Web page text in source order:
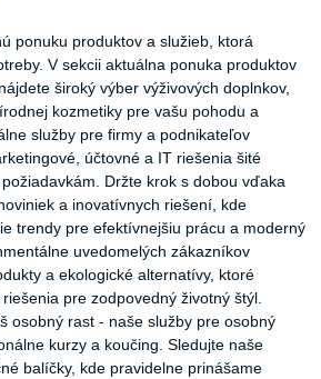
ponuku produktov a služieb, ktorá
V sekcii aktuálna ponuka produktov
široký výber výživových doplnkov,
kozmetiky pre vašu pohodu a
služby pre firmy a podnikateľov
účtovné a IT riešenia šité
Držte krok s dobou vďaka
a inovatívnych riešení, kde
trendy pre efektívnejšiu prácu a moderný
uvedomelých zákazníkov
a ekologické alternatívy, ktoré
pre zodpovedný životný štýl.
osobný rast - naše služby pre osobný
kurzy a koučing. Sledujte naše
balíčky, kde pravidelne prinášame